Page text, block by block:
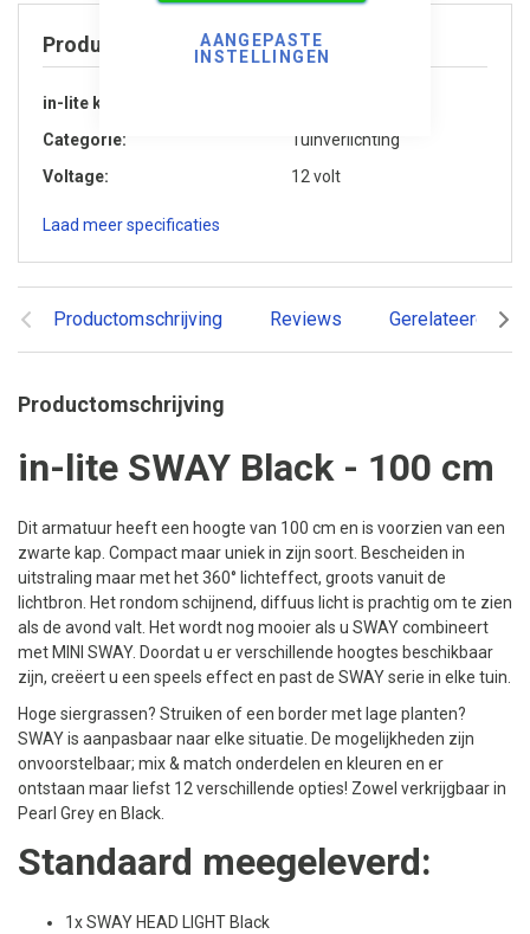
AANGEPASTE
INSTELLINGEN
Productomschrijving Reviews Gerelateerde
Productomschrijving
in-lite SWAY Black - 100 cm
Dit armatuur heeft een hoogte van 100 cm en is voorzien van een
zwarte kap. Compact maar uniek in zijn soort. Bescheiden in
uitstraling maar met het 360° lichteffect, groots vanuit de
lichtbron. Het rondom schijnend, diffuus licht is prachtig om te zien
als de avond valt. Het wordt nog mooier als u SWAY combineert
met MINI SWAY. Doordat u er verschillende hoogtes beschikbaar
zijn, creëert u een speels effect en past de SWAY serie in elke tuin.
Hoge siergrassen? Struiken of een border met lage planten?
SWAY is aanpasbaar naar elke situatie. De mogelijkheden zijn
onvoorstelbaar; mix & match onderdelen en kleuren en er
ontstaan maar liefst 12 verschillende opties! Zowel verkrijgbaar in
Pearl Grey en Black.
Standaard meegeleverd:
1x SWAY HEAD LIGHT Black
Product specificaties
in-lite kleur
Categorie
Tuinverlichting
Voltage
12 volt
Laad meer specificaties